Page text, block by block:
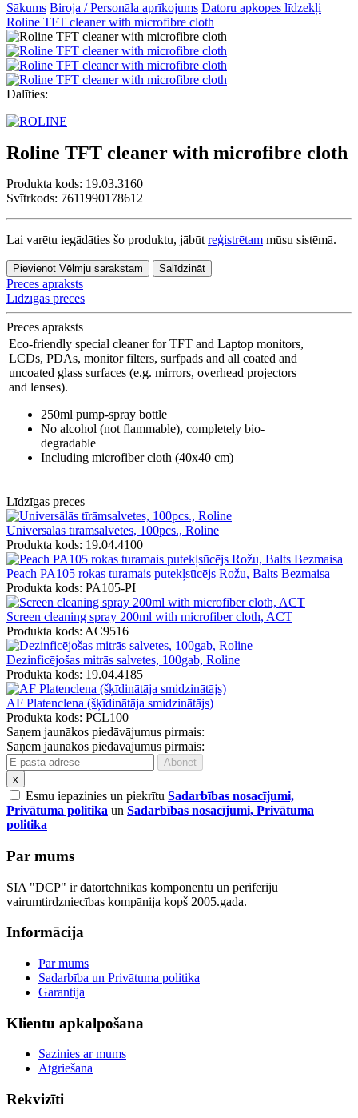
Sākums Biroja / Personāla aprīkojums Datoru apkopes līdzekļi
Roline TFT cleaner with microfibre cloth
Dalīties:
Roline TFT cleaner with microfibre cloth
Produkta kods: 19.03.3160
Svītrkods: 7611990178612
Lai varētu iegādāties šo produktu, jābūt reģistrētam mūsu sistēmā.
Pievienot Vēlmju sarakstam Salīdzināt
Preces apraksts
Līdzīgas preces
Preces apraksts
Eco-friendly special cleaner for TFT and Laptop monitors,
LCDs, PDAs, monitor filters, surfpads and all coated and
uncoated glass surfaces (e.g. mirrors, overhead projectors
and lenses).
250ml pump-spray bottle
No alcohol (not flammable), completely bio-
degradable
Including microfiber cloth (40x40 cm)
Līdzīgas preces
Universālās tīrāmsalvetes, 100pcs., Roline
Produkta kods: 19.04.4100
Peach PA105 rokas turamais putekļsūcējs Rožu, Balts Bezmaisa
Produkta kods: PA105-PI
Screen cleaning spray 200ml with microfiber cloth, ACT
Produkta kods: AC9516
Dezinficējošas mitrās salvetes, 100gab, Roline
Produkta kods: 19.04.4185
AF Platenclena (šķīdinātāja smidzinātājs)
Produkta kods: PCL100
Saņem jaunākos piedāvājumus pirmais:
Saņem jaunākos piedāvājumus pirmais:
x
Esmu iepazinies un piekrītu Sadarbības nosacījumi,
Privātuma politika un Sadarbības nosacījumi, Privātuma
politika
Par mums
SIA "DCP" ir datortehnikas komponentu un perifēriju
vairumtirdzniecības kompānija kopš 2005.gada.
Informācija
Par mums
Sadarbība un Privātuma politika
Garantija
Klientu apkalpošana
Sazinies ar mums
Atgriešana
Rekvizīti